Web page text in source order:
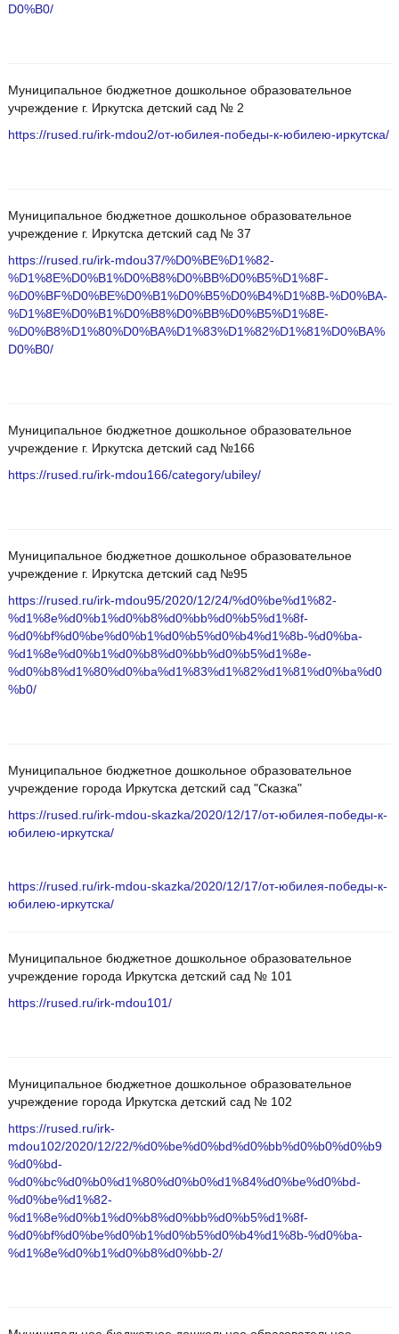
D0%B0/
Муниципальное бюджетное дошкольное образовательное
учреждение г. Иркутска детский сад № 2
https://rused.ru/irk-mdou2/от-юбилея-победы-к-юбилею-иркутска/
Муниципальное бюджетное дошкольное образовательное
учреждение г. Иркутска детский сад № 37
https://rused.ru/irk-mdou37/%D0%BE%D1%82-
%D1%8E%D0%B1%D0%B8%D0%BB%D0%B5%D1%8F-
%D0%BF%D0%BE%D0%B1%D0%B5%D0%B4%D1%8B-%D0%BA-
%D1%8E%D0%B1%D0%B8%D0%BB%D0%B5%D1%8E-
%D0%B8%D1%80%D0%BA%D1%83%D1%82%D1%81%D0%BA%
D0%B0/
Муниципальное бюджетное дошкольное образовательное
учреждение г. Иркутска детский сад №166
https://rused.ru/irk-mdou166/category/ubiley/
Муниципальное бюджетное дошкольное образовательное
учреждение г. Иркутска детский сад №95
https://rused.ru/irk-mdou95/2020/12/24/%d0%be%d1%82-
%d1%8e%d0%b1%d0%b8%d0%bb%d0%b5%d1%8f-
%d0%bf%d0%be%d0%b1%d0%b5%d0%b4%d1%8b-%d0%ba-
%d1%8e%d0%b1%d0%b8%d0%bb%d0%b5%d1%8e-
%d0%b8%d1%80%d0%ba%d1%83%d1%82%d1%81%d0%ba%d0
%b0/
Муниципальное бюджетное дошкольное образовательное
учреждение города Иркутска детский сад "Сказка"
https://rused.ru/irk-mdou-skazka/2020/12/17/от-юбилея-победы-к-
юбилею-иркутска/
https://rused.ru/irk-mdou-skazka/2020/12/17/от-юбилея-победы-к-
юбилею-иркутска/
Муниципальное бюджетное дошкольное образовательное
учреждение города Иркутска детский сад № 101
https://rused.ru/irk-mdou101/
Муниципальное бюджетное дошкольное образовательное
учреждение города Иркутска детский сад № 102
https://rused.ru/irk-
mdou102/2020/12/22/%d0%be%d0%bd%d0%bb%d0%b0%d0%b9
%d0%bd-
%d0%bc%d0%b0%d1%80%d0%b0%d1%84%d0%be%d0%bd-
%d0%be%d1%82-
%d1%8e%d0%b1%d0%b8%d0%bb%d0%b5%d1%8f-
%d0%bf%d0%be%d0%b1%d0%b5%d0%b4%d1%8b-%d0%ba-
%d1%8e%d0%b1%d0%b8%d0%bb-2/